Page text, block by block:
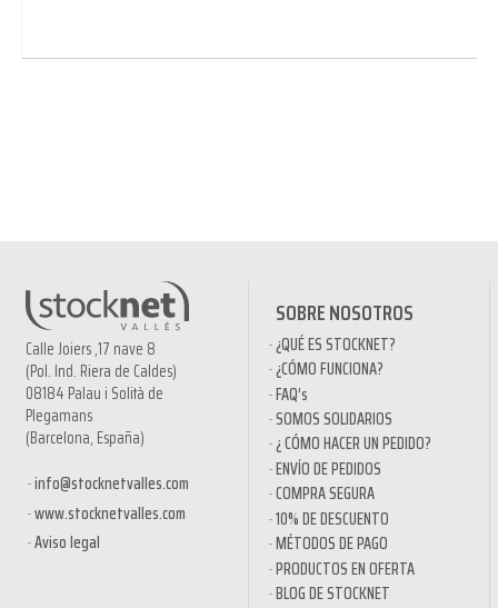
Calle Joiers ,17 nave 8
(Pol. Ind. Riera de Caldes)
08184 Palau i Solità de
Plegamans
(Barcelona, España)
info@stocknetvalles.com
www.stocknetvalles.com
Aviso legal
SOBRE NOSOTROS
¿QUÉ ES STOCKNET?
¿CÓMO FUNCIONA?
FAQ’s
SOMOS SOLIDARIOS
¿ CÓMO HACER UN PEDIDO?
ENVÍO DE PEDIDOS
COMPRA SEGURA
10% DE DESCUENTO
MÉTODOS DE PAGO
PRODUCTOS EN OFERTA
BLOG DE STOCKNET